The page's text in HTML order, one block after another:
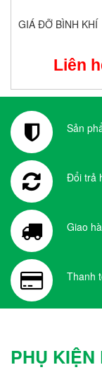
GIÁ ĐỠ BÌNH KHÍ
Liên
Sản
Đổi trả
Giao
Thanh
PHỤ KIỆN